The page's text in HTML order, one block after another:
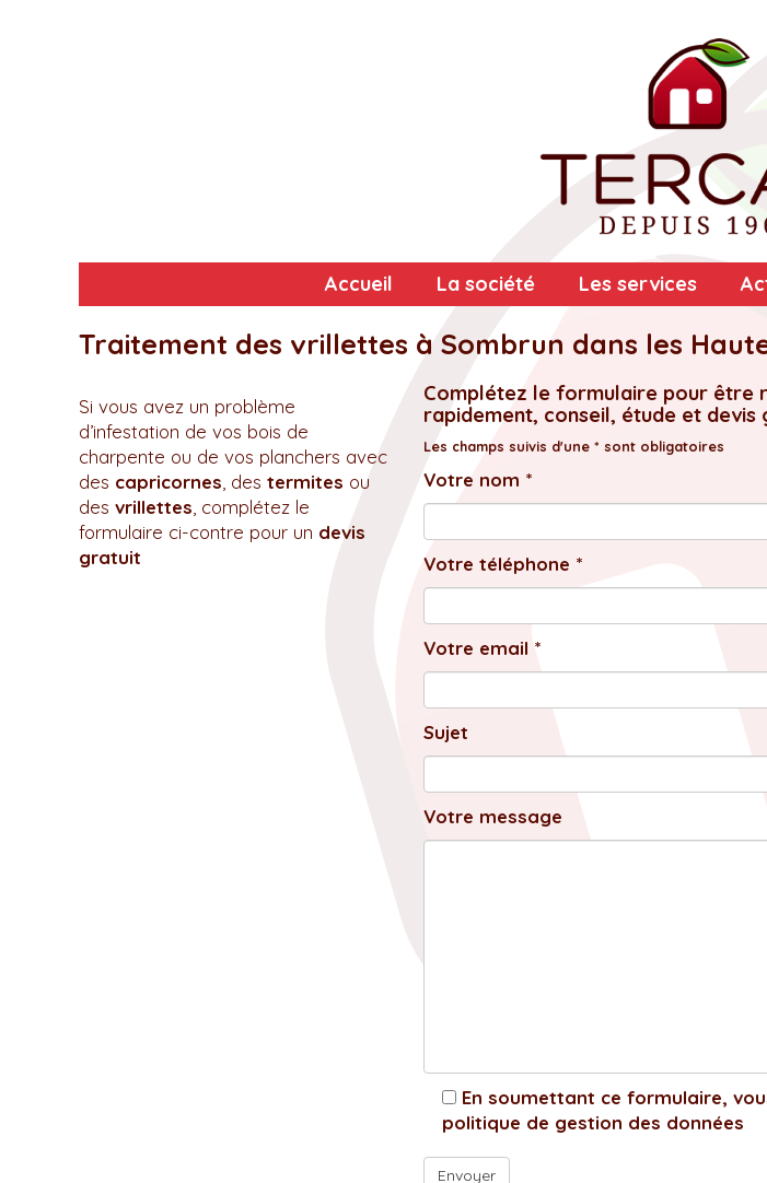
Accueil La société Les services
Traitement des vrillettes à Sombrun dans les
Si vous avez un problème
d’infestation de vos bois de
charpente ou de vos planchers avec
des capricornes , des termites ou
des vrillettes , complétez le
formulaire ci-contre pour un devis
gratuit
Complétez le formulaire pour être
rapidement, conseil, étude et devis
Les champs suivis d'une * sont obligatoires
Votre nom *
Votre téléphone *
Votre email *
Sujet
Votre message
En soumettant ce formulaire,
politique de gestion des données